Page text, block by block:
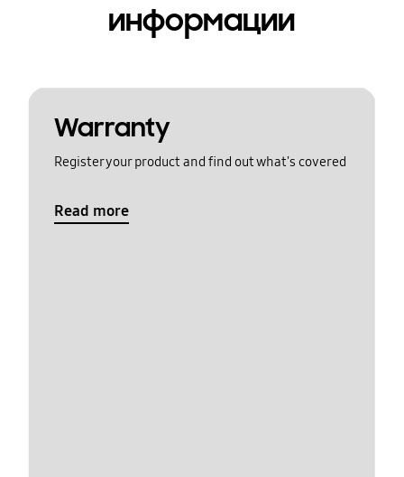
информации
Warranty
Register your product and find out what's covered
Read more